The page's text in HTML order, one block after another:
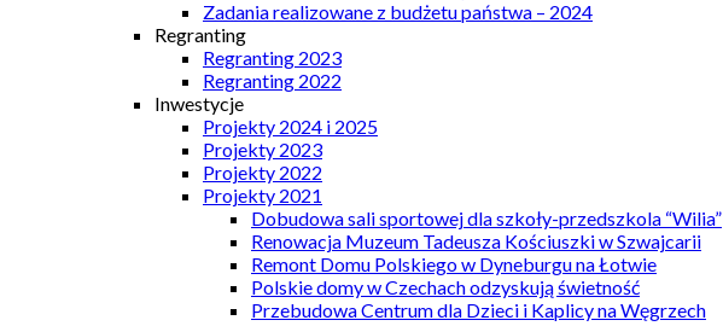
Zadania realizowane z budżetu państwa – 2024
Regranting
Regranting 2023
Regranting 2022
Inwestycje
Projekty 2024 i 2025
Projekty 2023
Projekty 2022
Projekty 2021
Dobudowa sali sportowej dla szkoły-przedszkola “Wilia”
Renowacja Muzeum Tadeusza Kościuszki w Szwajcarii
Remont Domu Polskiego w Dyneburgu na Łotwie
Polskie domy w Czechach odzyskują świetność
Przebudowa Centrum dla Dzieci i Kaplicy na Węgrzech